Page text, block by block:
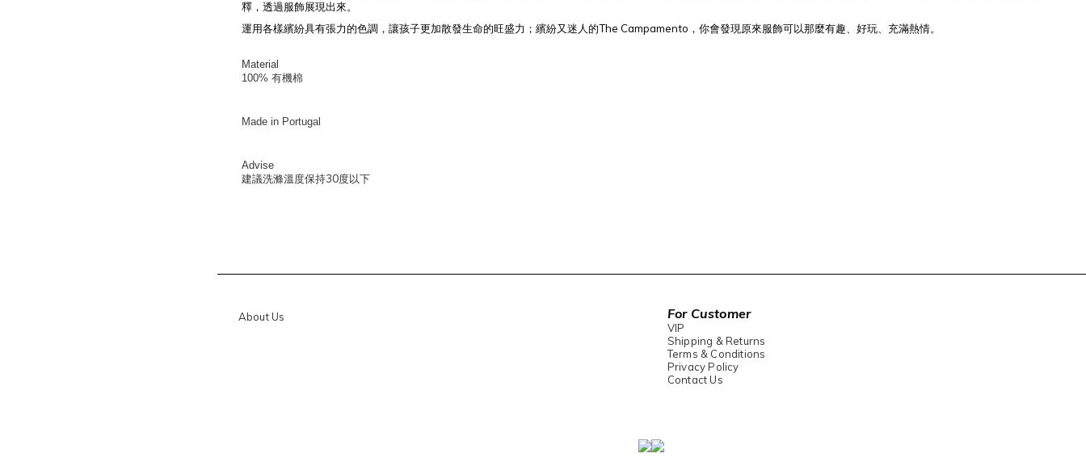
釋，透過服飾展現出來。
運用各樣繽紛具有張力的色調，讓孩子更加散發生命的旺盛力；繽紛又迷人的The Campamento ，你會發現原來服飾可以那麼有趣、好玩、充滿熱情。
Material
100% 有機棉
Made in Portugal
Advise
建議洗滌溫度保持30度以下
About Us For Customer
VIP
Shipping & Returns
Terms & Conditions
Privacy Policy
Contact Us